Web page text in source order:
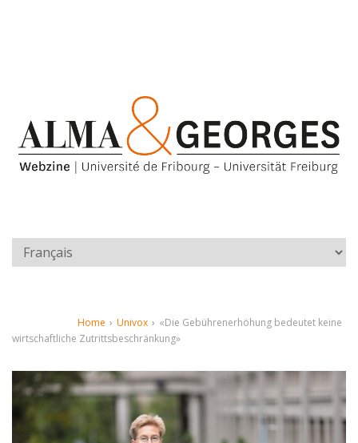
Home › Univox › «Die Gebührenerhöhung bedeutet keine
wirtschaftliche Zutrittsbeschränkung»